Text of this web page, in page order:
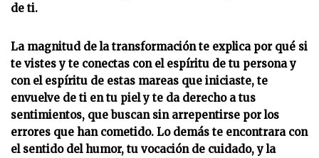
de ti.
La magnitud de la transformación te explica por qué si
te vistes y te conectas con el espíritu de tu persona y
con el espíritu de estas mareas que iniciaste, te
envuelve de ti en tu piel y te da derecho a tus
sentimientos, que buscan sin arrepentirse por los
errores que han cometido. Lo demás te encontrara con
el sentido del humor, tu vocación de cuidado, y la